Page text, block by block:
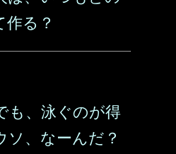
作る？
も、泳ぐのが得
ソ、なーんだ？